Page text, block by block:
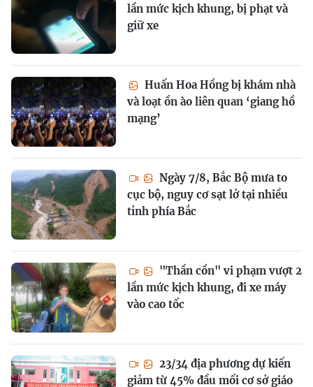
lần mức kịch khung, bị phạt và
giữ xe
Huấn Hoa Hồng bị khám nhà
và loạt ồn ào liên quan ‘giang hồ
mạng’
Ngày 7/8, Bắc Bộ mưa to
cục bộ, nguy cơ sạt lở tại nhiều
tỉnh phía Bắc
"Thần cồn" vi phạm vượt 2
lần mức kịch khung, đi xe máy
vào cao tốc
23/34 địa phương dự kiến
giảm từ 45% đầu mối cơ sở giáo